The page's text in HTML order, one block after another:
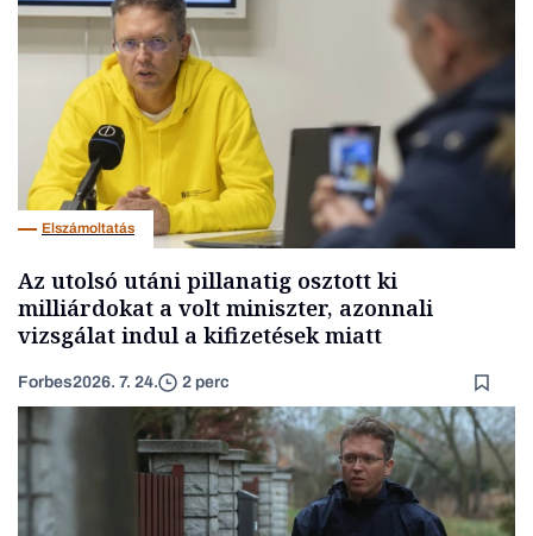
Elszámoltatás
Az utolsó utáni pillanatig osztott ki
milliárdokat a volt miniszter, azonnali
vizsgálat indul a kifizetések miatt
Forbes2026. 7. 24. 2 perc